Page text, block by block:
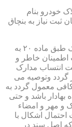
خودرو بنام
سازمان ثبت نیاز به بنچاق
گرچه وظیفه کنترل اصالت خودرو وتائید مدارک طبق ماده ۲۰ به
اطمینان خاطر و
انتساب مدارک
گردد وتوصیه می
معمول گردد به
بهادار باشد و حتی
و مهر و امضاء
اشکال با
اصل سند در